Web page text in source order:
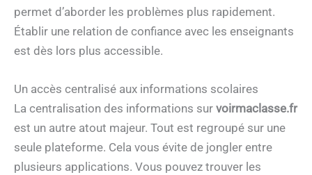
permet d’aborder les problèmes plus rapidement.
Établir une relation de confiance avec les enseignants
est dès lors plus accessible.
Un accès centralisé aux informations scolaires
La centralisation des informations sur voirmaclasse.fr
est un autre atout majeur. Tout est regroupé sur une
seule plateforme. Cela vous évite de jongler entre
plusieurs applications. Vous pouvez trouver les